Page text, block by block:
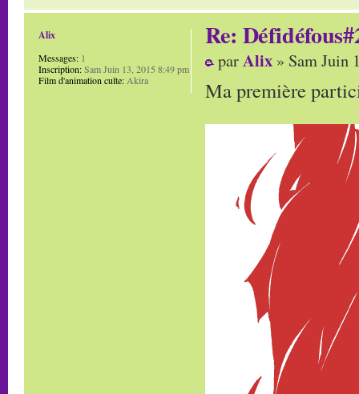
Re:
parAlix » Sam Juin
Ma première
Alix
Messages: 1
Inscription:Sam Juin 13, 2015 8:49 pm
Film d'animation culte: Akira